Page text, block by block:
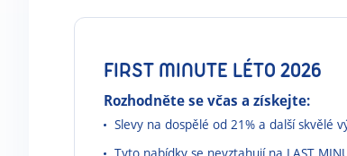
FIRST MINUTE LÉTO 2026
Rozhodněte se včas a získejte:
Slevy na dospělé od 21% a další skvělé